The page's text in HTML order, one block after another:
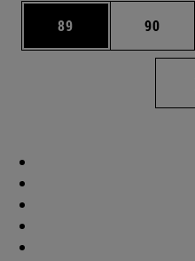
Página
89 Página
90